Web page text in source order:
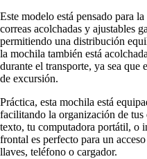
Este modelo está pensado para
correas acolchadas y ajustables
permitiendo una distribución
la mochila también está
durante el transporte, ya sea
de excursión.
Práctica, esta mochila está
facilitando la organización de tus
texto, tu computadora portátil, o
frontal es perfecto para un
llaves, teléfono o cargador.